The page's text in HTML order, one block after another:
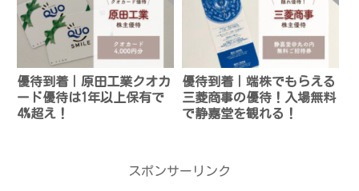
優待到着｜原田工業クオカ
ード優待は1年以上保有で
4%超え！
優待到着｜端株でもらえる
三菱商事の優待！入場無料
で静嘉堂を観れる！
スポンサーリンク